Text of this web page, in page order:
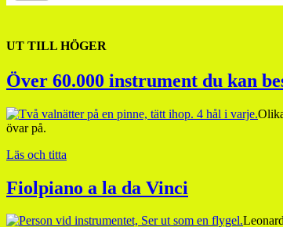
UT TILL HÖGER
Över 60.000 instrument du kan
övar på.
Läs och titta
Fiolpiano a la da Vinci